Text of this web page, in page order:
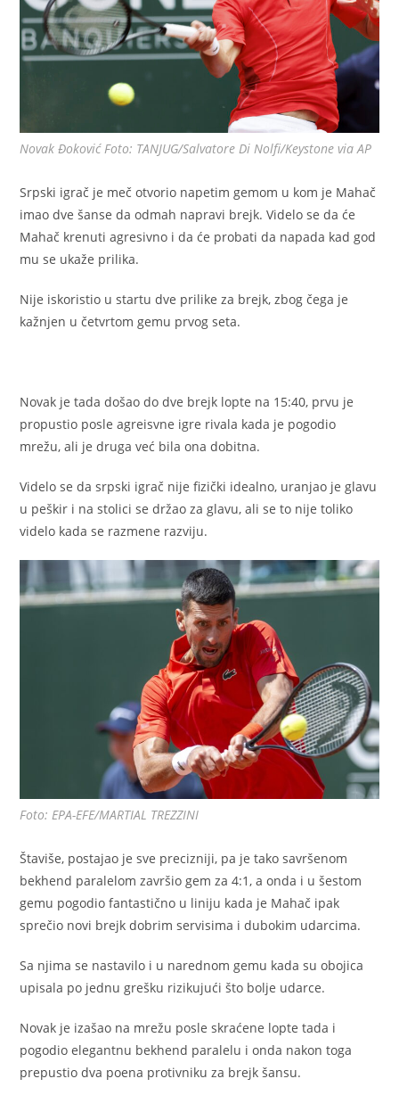
Novak Đoković Foto: TANJUG/Salvatore Di Nolfi/Keystone via AP
Srpski igrač je meč otvorio napetim gemom u kom je Mahač
imao dve šanse da odmah napravi brejk. Videlo se da će
Mahač krenuti agresivno i da će probati da napada kad god
mu se ukaže prilika.
Nije iskoristio u startu dve prilike za brejk, zbog čega je
kažnjen u četvrtom gemu prvog seta.
Novak je tada došao do dve brejk lopte na 15:40, prvu je
propustio posle agreisvne igre rivala kada je pogodio
mrežu, ali je druga već bila ona dobitna.
Videlo se da srpski igrač nije fizički idealno, uranjao je glavu
u peškir i na stolici se držao za glavu, ali se to nije toliko
videlo kada se razmene razviju.
Foto: EPA-EFE/MARTIAL TREZZINI
Štaviše, postajao je sve precizniji, pa je tako savršenom
bekhend paralelom završio gem za 4:1, a onda i u šestom
gemu pogodio fantastično u liniju kada je Mahač ipak
sprečio novi brejk dobrim servisima i dubokim udarcima.
Sa njima se nastavilo i u narednom gemu kada su obojica
upisala po jednu grešku rizikujući što bolje udarce.
Novak je izašao na mrežu posle skraćene lopte tada i
pogodio elegantnu bekhend paralelu i onda nakon toga
prepustio dva poena protivniku za brejk šansu.